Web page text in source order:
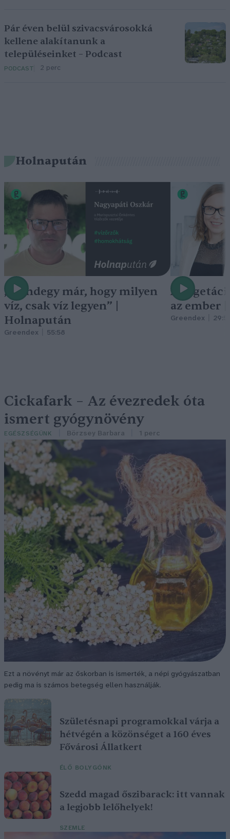
Pár éven belül szivacsvárosokká
kellene alakítanunk a
településeinket – Podcast
PODCAST 2 perc
Holnapután
„Mindegy már, hogy milyen
víz, csak víz legyen” |
Holnapután
Greendex 55:58
A
az ember
Greendex
Cickafark – Az évezredek óta
ismert gyógynövény
EGÉSZSÉGÜNK Börzsey Barbara 1 perc
Ezt a növényt már az őskorban is ismerték, a népi gyógyászatban
pedig ma is számos betegség ellen használják.
Születésnapi programokkal várja a
hétvégén a közönséget a 160 éves
Fővárosi Állatkert
ÉLŐ BOLYGÓNK
Szedd magad őszibarack: itt vannak
a legjobb lelőhelyek!
SZEMLE